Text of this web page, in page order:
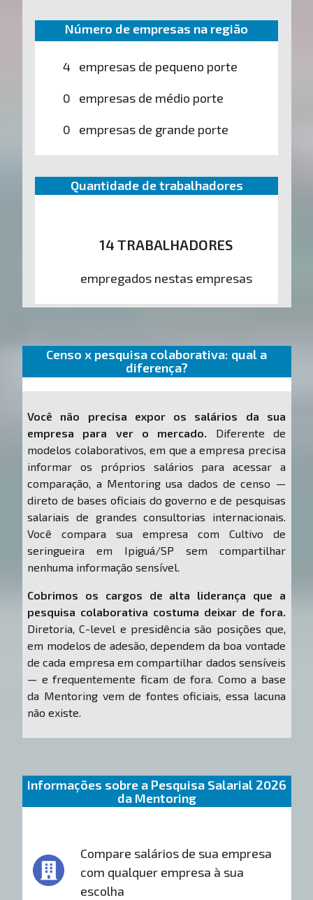
Número de empresas na região
4 empresas de pequeno porte
0 empresas de médio porte
0 empresas de grande porte
Quantidade de trabalhadores
14 TRABALHADORES
empregados nestas empresas
Censo x pesquisa colaborativa: qual a
diferença?
Você não precisa expor os salários da sua
empresa para ver o mercado. Diferente de
modelos colaborativos, em que a empresa precisa
informar os próprios salários para acessar a
comparação, a Mentoring usa dados de censo —
direto de bases oficiais do governo e de pesquisas
salariais de grandes consultorias internacionais.
Você compara sua empresa com Cultivo de
seringueira em Ipiguá/SP sem compartilhar
nenhuma informação sensível.
Cobrimos os cargos de alta liderança que a
pesquisa colaborativa costuma deixar de fora.
Diretoria, C-level e presidência são posições que,
em modelos de adesão, dependem da boa vontade
de cada empresa em compartilhar dados sensíveis
— e frequentemente ficam de fora. Como a base
da Mentoring vem de fontes oficiais, essa lacuna
não existe.
Informações sobre a Pesquisa Salarial 2026
da Mentoring
Compare salários de sua empresa
com qualquer empresa à sua
escolha